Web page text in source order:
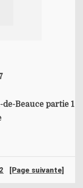
Beauce partie 1
[Page suivante]